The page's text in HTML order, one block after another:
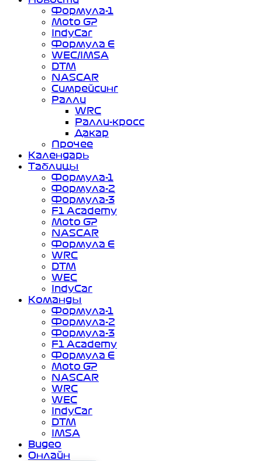
Формула-1
Moto GP
IndyCar
Формула Е
WEC/IMSA
DTM
NASCAR
Симрейсинг
Ралли
WRC
Ралли-кросс
Дакар
Прочее
Календарь
Таблицы
Формула-1
Формула-2
Формула-3
F1 Academy
Moto GP
NASCAR
Формула Е
WRC
DTM
WEC
IndyCar
Команды
Формула-1
Формула-2
Формула-3
F1 Academy
Формула Е
Moto GP
NASCAR
WRC
WEC
IndyCar
DTM
IMSA
Видео
Онлайн